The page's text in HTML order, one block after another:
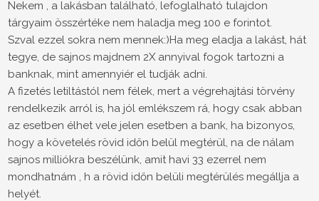
Nekem , a lakásban található, lefoglalható tulajdon
tárgyaim összértéke nem haladja meg 100 e forintot.
Szval ezzel sokra nem mennek:)Ha meg eladja a lakást, hát
tegye, de sajnos majdnem 2X annyival fogok tartozni a
banknak, mint amennyiér el tudják adni.
A fizetés letiltástól nem félek, mert a végrehajtási törvény
rendelkezik arról is, ha jól emlékszem rá, hogy csak abban
az esetben élhet vele jelen esetben a bank, ha bizonyos,
hogy a követelés rövid időn belül megtérül, na de nálam
sajnos milliókra beszélünk, amit havi 33 ezerrel nem
mondhatnám , h a rövid időn belüli megtérülés megállja a
helyét.